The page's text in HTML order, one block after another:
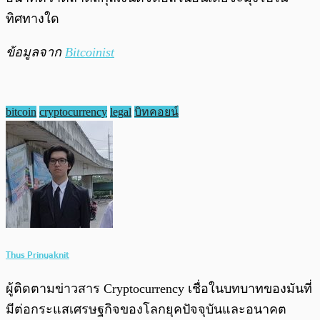
ทิศทางใด
ข้อมูลจาก Bitcoinist
bitcoin cryptocurrency legal บิทคอยน์
Thus Prinyaknit
ผู้ติดตามข่าวสาร Cryptocurrency เชื่อในบทบาทของมันที่
มีต่อกระแสเศรษฐกิจของโลกยุคปัจจุบันและอนาคต